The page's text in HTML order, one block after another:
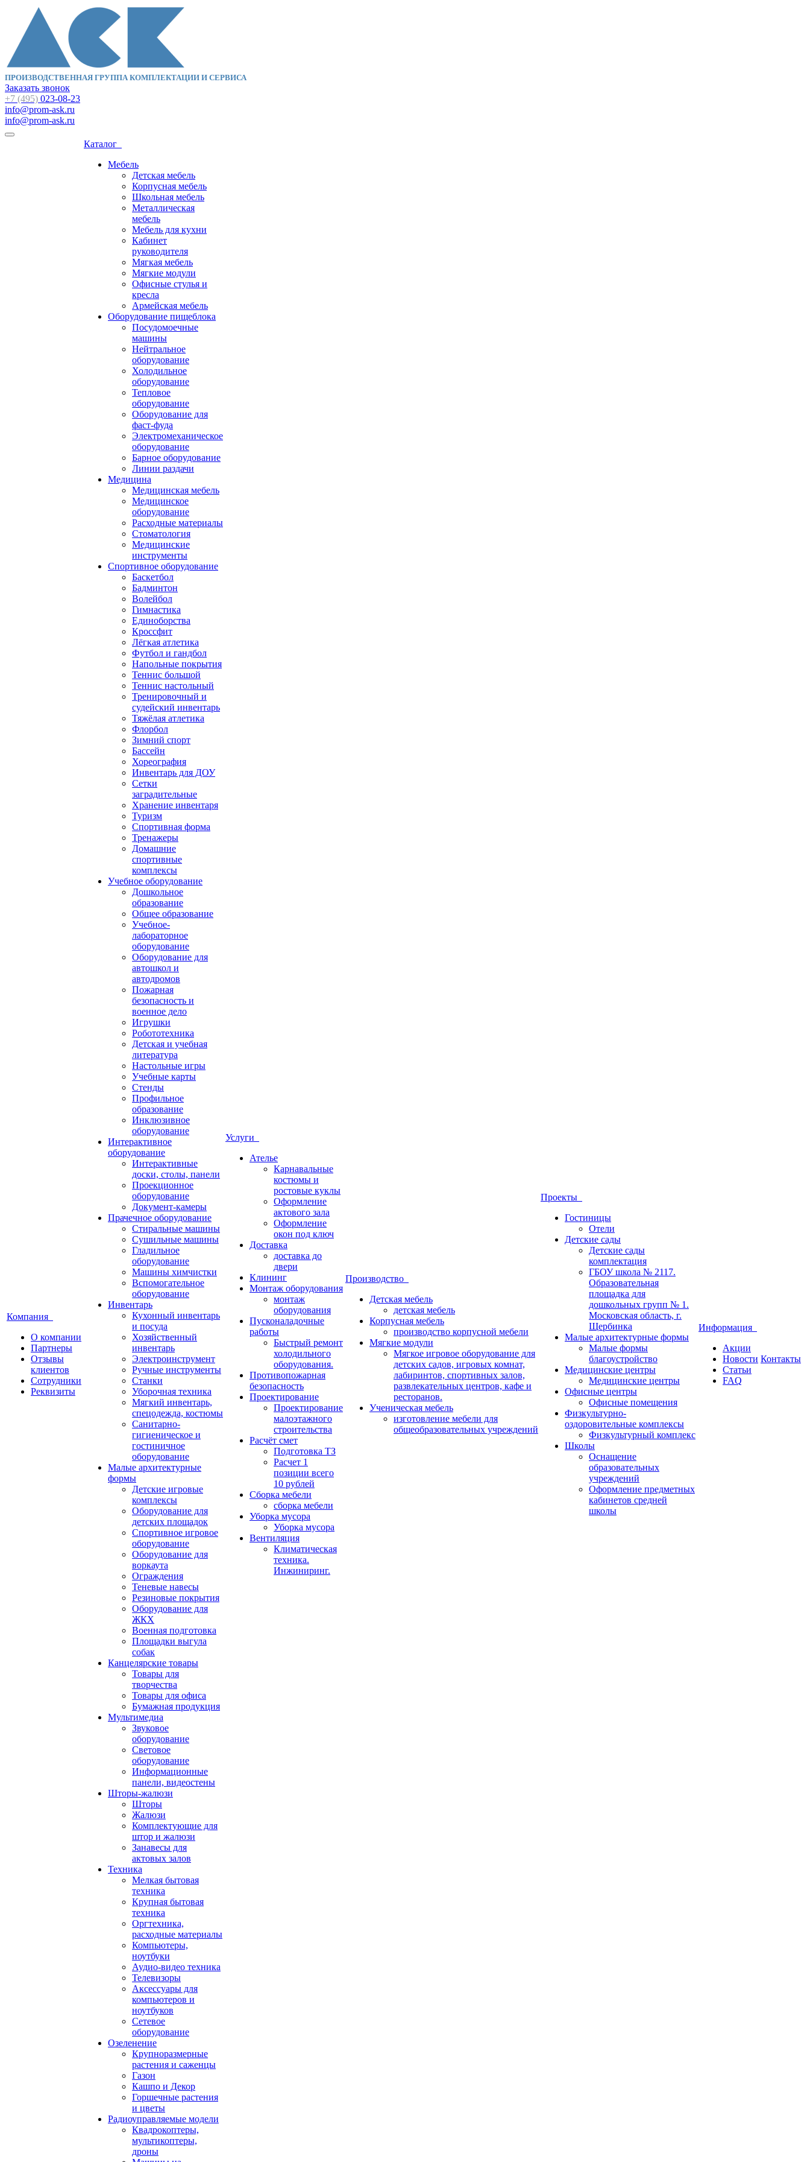
ПРОИЗВОДСТВЕННАЯ ГРУППА КОМПЛЕКТАЦИИ И СЕРВИСА
Заказать звонок
+7 (495) 023-08-23
info@prom-ask.ru
info@prom-ask.ru
Компания
О компании
Партнеры
Отзывы
клиентов
Сотрудники
Реквизиты
Каталог
Мебель
Детская мебель
Корпусная мебель
Школьная мебель
Металлическая
мебель
Мебель для кухни
Кабинет
руководителя
Мягкая мебель
Мягкие модули
Офисные стулья и
кресла
Армейская мебель
Оборудование пищеблока
Посудомоечные
машины
Нейтральное
оборудование
Холодильное
оборудование
Тепловое
оборудование
Оборудование для
фаст-фуда
Электромеханическое
оборудование
Барное оборудование
Линии раздачи
Медицина
Медицинская мебель
Медицинское
оборудование
Расходные материалы
Стоматология
Медицинские
инструменты
Спортивное оборудование
Баскетбол
Бадминтон
Волейбол
Гимнастика
Единоборства
Кроссфит
Лёгкая атлетика
Футбол и гандбол
Напольные покрытия
Теннис большой
Теннис настольный
Тренировочный и
судейский инвентарь
Тяжёлая атлетика
Флорбол
Зимний спорт
Бассейн
Хореография
Инвентарь для ДОУ
Сетки
заградительные
Хранение инвентаря
Туризм
Спортивная форма
Тренажеры
Домашние
спортивные
комплексы
Учебное оборудование
Дошкольное
образование
Общее образование
Учебное-
лабораторное
оборудование
Оборудование для
автошкол и
автодромов
Пожарная
безопасность и
военное дело
Игрушки
Робототехника
Детская и учебная
литература
Настольные игры
Учебные карты
Стенды
Профильное
образование
Инклюзивное
оборудование
Интерактивное
оборудование
Интерактивные
доски, столы, панели
Проекционное
оборудование
Документ-камеры
Прачечное оборудование
Стиральные машины
Сушильные машины
Гладильное
оборудование
Машины химчистки
Вспомогательное
оборудование
Инвентарь
Кухонный инвентарь
и посуда
Хозяйственный
инвентарь
Электроинструмент
Ручные инструменты
Станки
Уборочная техника
Мягкий инвентарь,
спецодежда, костюмы
Санитарно-
гигиеническое и
гостиничное
оборудование
Малые архитектурные
формы
Детские игровые
комплексы
Оборудование для
детских площадок
Спортивное игровое
оборудование
Оборудование для
воркаута
Ограждения
Теневые навесы
Резиновые покрытия
Оборудование для
ЖКХ
Военная подготовка
Площадки выгула
собак
Канцелярские товары
Товары для
творчества
Товары для офиса
Бумажная продукция
Мультимедиа
Звуковое
оборудование
Световое
оборудование
Информационные
панели, видеостены
Шторы-жалюзи
Шторы
Жалюзи
Комплектующие для
штор и жалюзи
Занавесы для
актовых залов
Техника
Мелкая бытовая
техника
Крупная бытовая
техника
Оргтехника,
расходные материалы
Компьютеры,
ноутбуки
Аудио-видео техника
Телевизоры
Аксессуары для
компьютеров и
ноутбуков
Сетевое
оборудование
Озеленение
Крупноразмерные
растения и саженцы
Газон
Кашпо и Декор
Горшечные растения
и цветы
Радиоуправляемые модели
Квадрокоптеры,
мультикоптеры,
дроны
Услуги
Ателье
Карнавальные
костюмы и
ростовые куклы
Оформление
актового зала
Оформление
окон под ключ
Доставка
доставка до
двери
Клининг
Монтаж оборудования
монтаж
оборудования
Пусконаладочные
работы
Быстрый ремонт
холодильного
оборудования.
Противопожарная
безопасность
Проектирование
Проектирование
малоэтажного
строительства
Расчёт смет
Подготовка ТЗ
Расчет 1
позиции всего
10 рублей
Сборка мебели
сборка мебели
Уборка мусора
Уборка мусора
Вентиляция
Климатическая
техника.
Инжиниринг.
Производство
Детская мебель
детская мебель
Корпусная мебель
производство корпусной мебели
Мягкие модули
Мягкое игровое оборудование для
детских садов, игровых комнат,
лабиринтов, спортивных залов,
развлекательных центров, кафе и
ресторанов.
Ученическая мебель
изготовление мебели для
общеобразовательных учреждений
Проекты
Гостиницы
Отели
Детские сады
Детские сады
комплектация
ГБОУ школа № 2117.
Образовательная
площадка для
дошкольных групп № 1.
Московская область, г.
Щербинка
Малые архитектурные формы
Малые формы
благоустройство
Медицинские центры
Медицинские центры
Офисные центры
Офисные помещения
Физкультурно-
оздоровительные комплексы
Физкультурный комплекс
Школы
Оснащение
образовательных
учреждений
Оформление предметных
кабинетов средней
школы
Информация
Акции
Новости
Статьи
FAQ
Контакты